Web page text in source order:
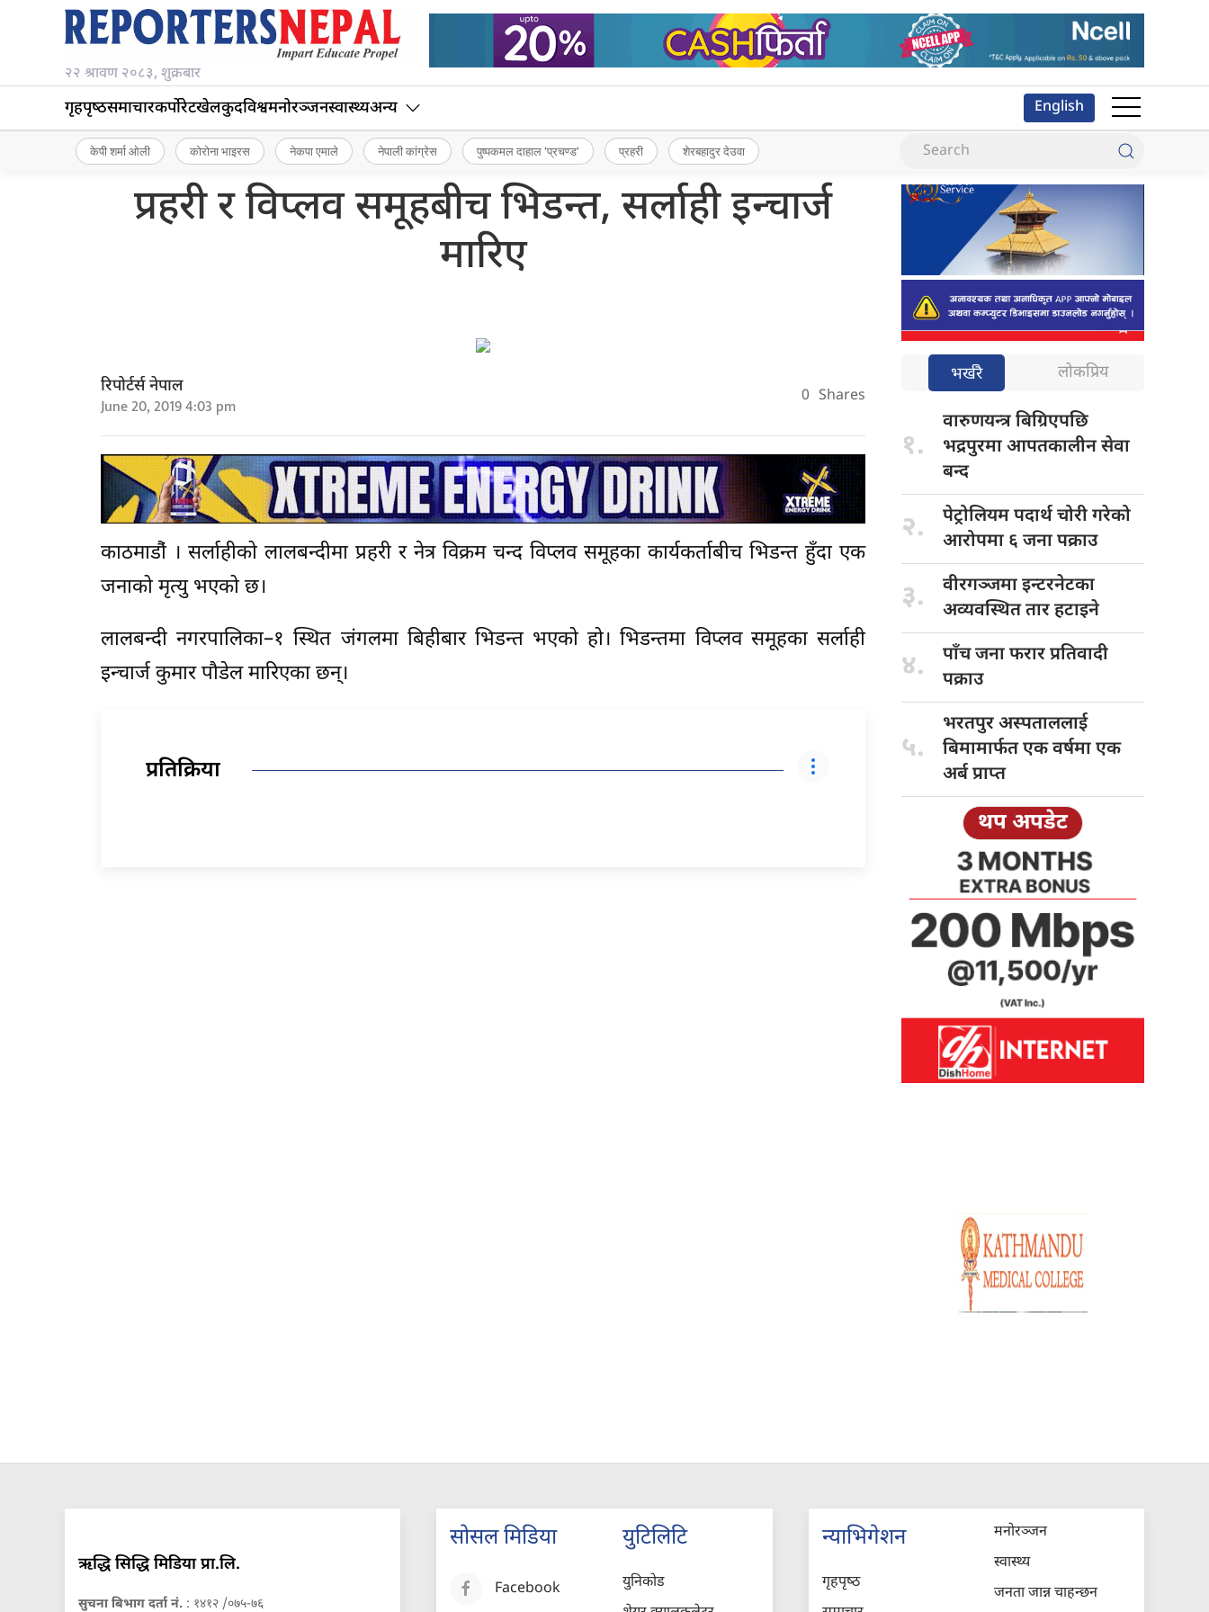
२२ श्रावण २०८३, शुक्रबार
गृहपृष्‍ठसमाचारकर्पोरेटखेलकुदविश्वमनोरञ्जनस्वास्थ्यअन्य English
केपी शर्मा ओली कोरोना भाइरस नेकपा एमाले नेपाली कांग्रेस पुष्पकमल दाहाल ‘प्रचण्ड’ प्रहरी शेरबहादुर देउवा
प्रहरी र विप्लव समूहबीच भिडन्त, सर्लाही इन्चार्ज
मारिए
रिपोर्टर्स नेपाल
June 20, 2019 4:03 pm 0 Shares
काठमाडौं‌ । सर्लाहीको लालबन्दीमा प्रहरी र नेत्र विक्रम चन्द विप्लव समूहका कार्यकर्ताबीच भिडन्त हुँदा एक
जनाको मृत्यु भएको छ।
लालबन्दी नगरपालिका–१ स्थित जंगलमा बिहीबार भिडन्त भएको हो। भिडन्तमा विप्लव समूहका सर्लाही
इन्चार्ज कुमार पौडेल मारिएका छन्।
प्रतिक्रिया
भर्खरै लोकप्रिय
१.
वारुणयन्त्र बिग्रिएपछि
भद्रपुरमा आपतकालीन सेवा
बन्द
२. पेट्रोलियम पदार्थचोरी गरेको
आरोपमा ६ जना पक्राउ
३.
वीरगञ्जमा इन्टरनेटका
अव्यवस्थित तार हटाइने
४. पाँच जनाफरार प्रतिवादी
पक्राउ
५.
भरतपुर अस्पताललाई
बिमामार्फत एक वर्षमा एक
अर्ब प्राप्त
थप अपडेट
ऋद्धि सिद्धि मिडिया प्रा.लि.
सुचना बिभाग दर्ता नं. : १४१२ /०७५-७६
सोसल मिडिया
Facebook
युटिलिटि
युनिकोड
न्याभिगेशन
गृहपृष्‍ठ
मनोरञ्जन
स्वास्थ्य
जनता जान्न चाहन्छन